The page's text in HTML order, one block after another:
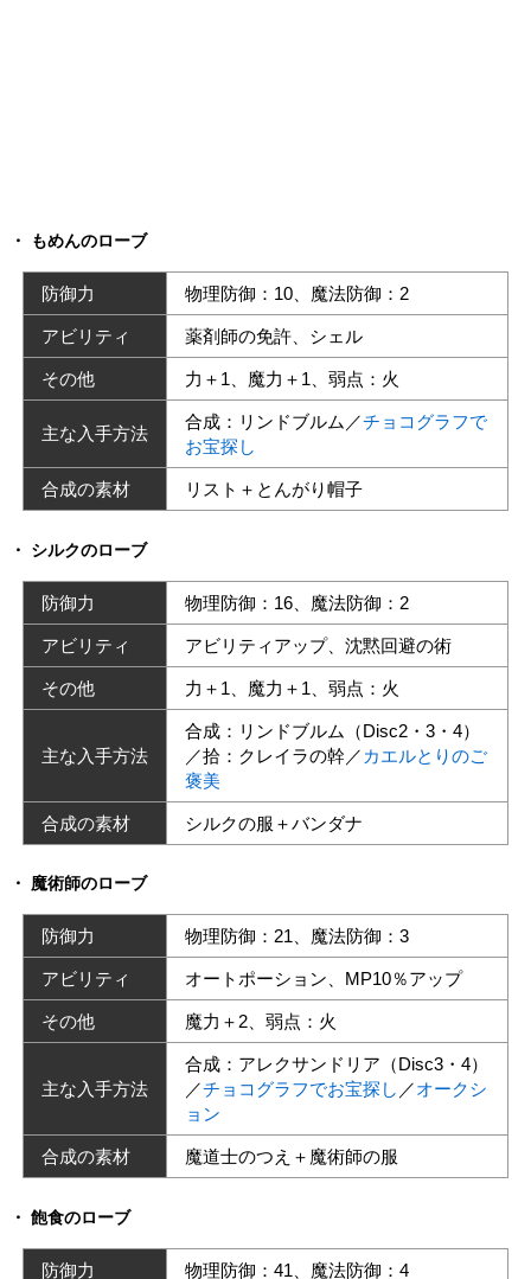
もめんのローブ
防御力 物理防御：10、魔法防御：2
アビリティ 薬剤師の免許、シェル
その他 力＋1、魔力＋1、弱点：火
主な入手方法
合成：リンドブルム／チョコグラフで
お宝探し
合成の素材 リスト＋とんがり帽子
シルクのローブ
防御力 物理防御：16、魔法防御：2
アビリティ アビリティアップ、沈黙回避の術
その他 力＋1、魔力＋1、弱点：火
主な入手方法
合成：リンドブルム（Disc2・3・4）
／拾：クレイラの幹／ カエルとりのご
褒美
合成の素材 シルクの服＋バンダナ
魔術師のローブ
防御力 物理防御：21、魔法防御：3
アビリティ オートポーション、MP10％アップ
その他 魔力＋2、弱点：火
主な入手方法
合成：アレクサンドリア（Disc3・4）
／チョコグラフでお宝探し ／オークシ
ョン
合成の素材 魔道士のつえ＋魔術師の服
飽食のローブ
防御力 物理防御：41、魔法防御：4